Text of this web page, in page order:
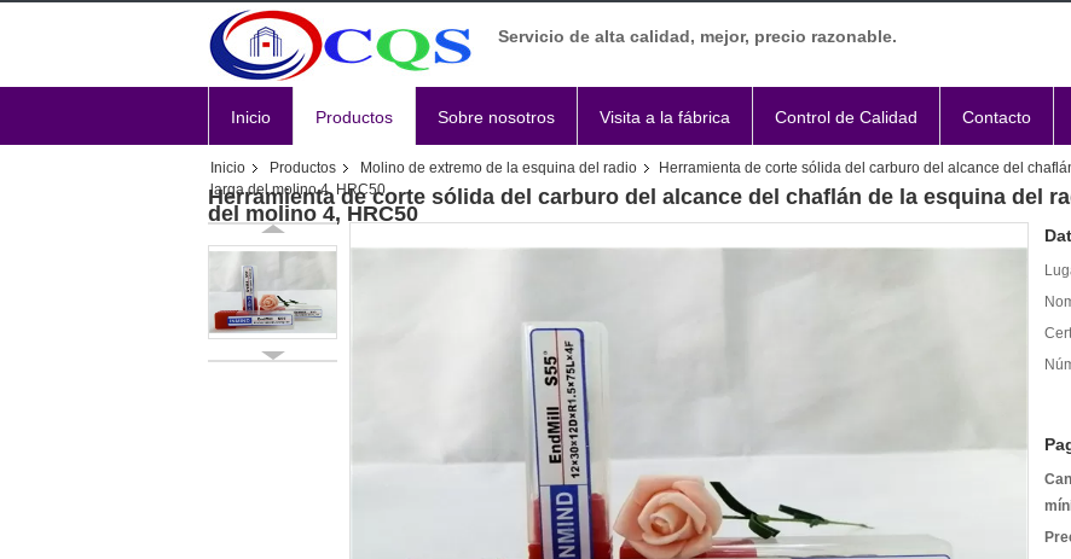
Servicio de alta calidad, mejor, precio razonable.
Inicio Productos Sobre nosotros Visita a la fábrica Control de Calidad Contacto
Inicio Productos Molino de extremo de la esquina del radio
Herramienta de corte sólida del carburo del alcance del
larga del molino 4, HRC50
Herramienta de corte sólida del carburo del alcance del chaflán de la esquina del
del molino 4, HRC50